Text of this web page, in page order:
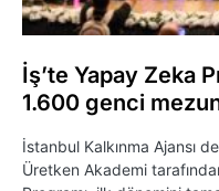
İş’te Yapay Zeka
1.600 genci
İstanbul Kalkınma Ajansı
Üretken Akademi